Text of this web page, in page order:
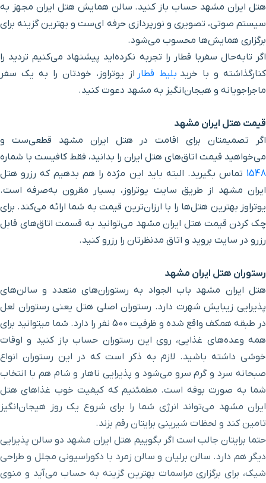
خیابان آزادی (بهجت) ۳ دقیقه با خودرو (۱ کیلومتر و ۵۳۷ متر)
ایستگاه قطار شهری سعدی ۳ دقیقه با خودرو (۱ کیلومتر و ۵۶۴ متر)
حرم ورودی حرعاملی ۳ دقیقه با خودرو (۱ کیلومتر و ۵۶۶ متر)
بازار جنت ۴ دقیقه با خودرو (۱ کیلومتر و ۶۲۴ متر)
خیابان امام خمینی
حرم ورودی صحن جمهوری ۳ دقیقه با خودرو (۱ کیلومتر و ۶۶۰ متر)
خیابان دانش شرقی
مدرسه پریزاد
مقبره پیر پالان دوز ۳ دقیقه با خودرو (۱ کیلومتر و ۷۴۸ متر)
حرم ورودی خیابان نواب
صفوی
۴ دقیقه با خودرو (۱ کیلومتر و ۸۱۶ متر)
پارک میرزا کوچک خان ۳ دقیقه با خودرو (۱ کیلومتر و ۸۲۵ متر)
کلیسای مسروپ مقدس
هتل ایران مشهد حساب باز کنید. سالن همایش هتل ایران مجهز به
سیستم صوتی، تصویری و نورپردازی حرفه ای‌ست و بهترین گزینه برای
برگزاری همایش‌ها محسوب می‌شود.
اگر تابه‌حال سفربا قطار را تجربه نکرده‌اید پیشنهاد می‌کنیم تردید را
کنارگذاشته و با خرید بلیط قطار از یوتراوز، خودتان را به یک سفر
ماجراجویانه و هیجان‌انگیز به مشهد دعوت کنید.
قیمت هتل ایران مشهد
اگر تصمیمتان برای اقامت در هتل ایران مشهد قطعیست و
می‌خواهید قیمت اتاق‌های هتل ایران را بدانید، فقط کافیست با شماره
1548 تماس بگیرید. البته باید این مژده را هم بدهیم که رزرو هتل
ایران مشهد از طریق سایت یوتراوز، بسیار مقرون به‌صرفه است.
یوتراوز بهترین هتل‌ها را با ارزان‌ترین قیمت به شما ارائه می‌کند. برای
چک کردن قیمت هتل ایران مشهد میتوانید به قسمت اتاقهای قابل
رزرو در سایت بروید و اتاق مدنظرتان را رزرو کنید.
رستوران هتل ایران مشهد
هتل ایران مشهد باب الجواد به رستوران‌های متعدد و سالن‌های
پذیرایی زیبایش شهرت دارد. رستوران اصلی هتل یعنی رستوران لعل
در طبقه همکف واقع شده و ظرفیت 500 نفر را دارد. شما میتوانید برای
همه وعده‌های غذایی، روی این رستوران حساب باز کنید و اوقات
خوشی داشته باشید. لازم به ذکر است که در این رستوران انواع
صبحانه سرد و گرم سرو می‌شود و پذیرایی ناهار و شام هم با انتخاب
شما به صورت بوفه است. مطمئنیم که کیفیت خوب غذاهای هتل
ایران مشهد می‌تواند انرژی شما را برای شروع یک روز هیجان‌انگیز
تامین کند و لحظات شیرینی برایتان رقم بزند.
حتما برایتان جالب است اگر بگوییم هتل ایران مشهد دو سالن پذیرایی
دیگر هم دارد. سالن برلیان و سالن زمرد با دکوراسیونی مجلل و طراحی
شیک، برای برگزاری مراسمات بهترین گزینه به حساب می‌آید و منوی